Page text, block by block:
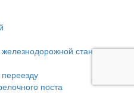
станции,
поста